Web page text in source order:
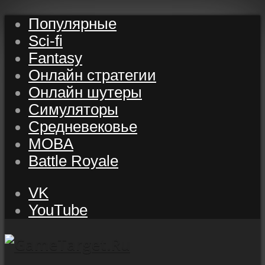
Популярные
Sci-fi
Fantasy
Онлайн стратегии
Онлайн шутеры
Симуляторы
Средневековье
MOBA
Battle Royale
VK
YouTube